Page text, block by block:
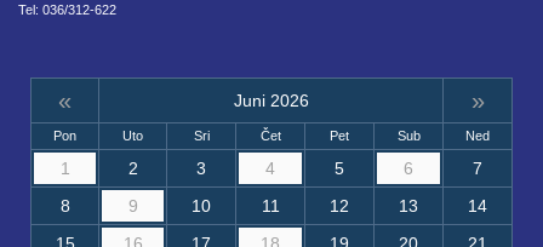
Tel: 036/312-622
« Juni 2026 »
Pon Uto Sri Čet Pet Sub Ned
1 2 3 4 5 6
7
8
9 10 11 12 13
14